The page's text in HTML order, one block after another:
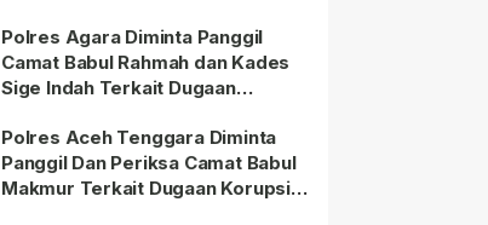
Polres Agara Diminta Panggil
Camat Babul Rahmah dan Kades
Sige Indah Terkait Dugaan
Polres Aceh Tenggara Diminta
Panggil Dan Periksa Camat Babul
Makmur Terkait Dugaan Korupsi